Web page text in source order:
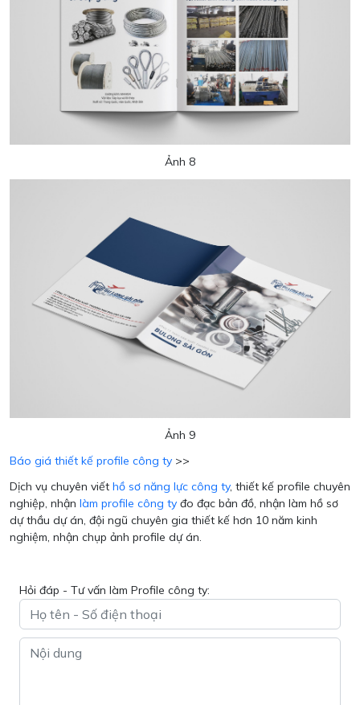
Ảnh 8
Ảnh 9
Báo giá thiết kế profile công ty >>
Dịch vụ chuyên viết hồ sơ năng lực công ty, thiết kế profile chuyên
nghiệp, nhận làm profile công ty đo đạc bản đồ, nhận làm hồ sơ
dự thầu dự án, đội ngũ chuyên gia thiết kế hơn 10 năm kinh
nghiệm, nhận chụp ảnh profile dự án.
Hỏi đáp - Tư vấn làm Profile công ty: